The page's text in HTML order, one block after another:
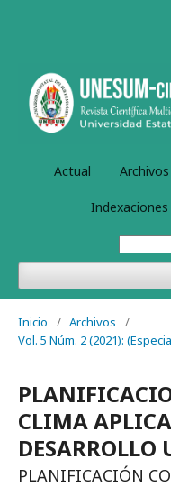
Actual Archivos
Indexaciones
Inicio / Archivos
/
Vol. 5 Núm. 2 (2021):
CLIMA
DESARROLLO
PLANIFICACIÓN